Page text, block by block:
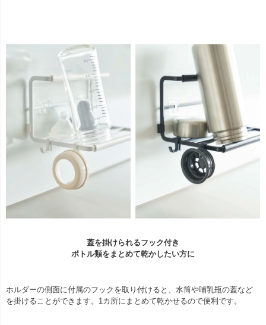
蓋を掛けられるフック付き
ボトル類をまとめて乾かしたい方に
ホルダーの側面に付属のフックを取り付けると、水筒や哺乳瓶の蓋など
を掛けることができます。1カ所にまとめて乾かせるので便利です。